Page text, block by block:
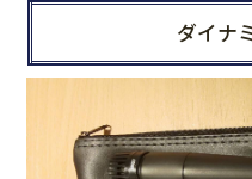
ダイナ